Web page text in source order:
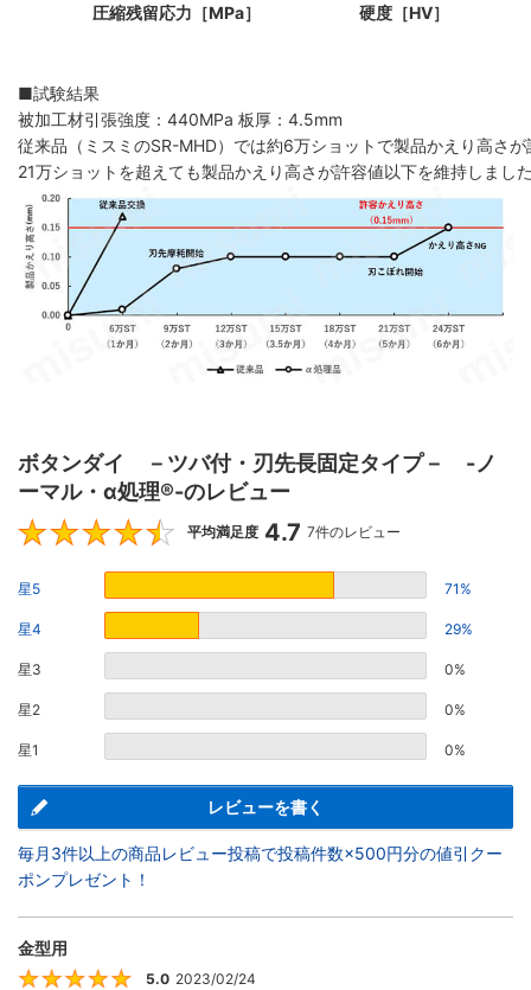
圧縮残留応力［MPa］ 硬度［HV］
■試験結果
被加工材引張強度：440MPa 板厚：4.5mm
従来品（ミスミのSR-MHD）では約6万ショットで製品かえり高さ
21万ショットを超えても製品かえり高さが許容値以下を維持しまし
ボタンダイ －ツバ付・刃先長固定タイプ－ -ノ
ーマル・α処理®-のレビュー
4.7
平均満足度 4.7 7件のレビュー
星5 71%
星4 29%
星3 0%
星2 0%
星1 0%
レビューを書く
毎月3件以上の商品レビュー投稿で投稿件数×500円分の値引クー
ポンプレゼント！
金型用
5
5.0 2023/02/24